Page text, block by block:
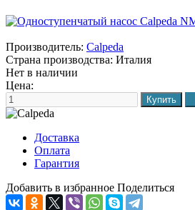
Производитель: Calpeda
Страна производства: Италия
Нет в наличии
Цена:
Доставка
Оплата
Гарантия
Добавить в избранное Поделиться